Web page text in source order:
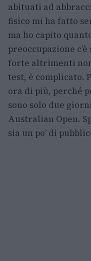
abituati ad
fisico mi ha fatto
ma ho capito
preoccupazione
forte altrimenti
test, è complicato.
ora di più, perché
sono solo due
Australian Open.
sia un po’ di